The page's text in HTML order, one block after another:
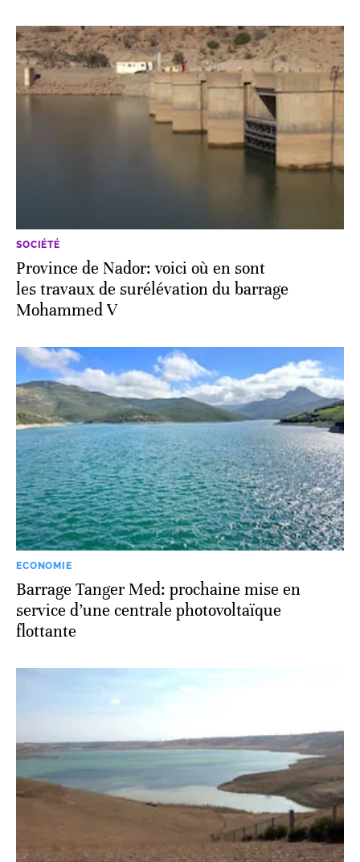
SOCIÉTÉ
Province de Nador: voici où en sont
les travaux de surélévation du barrage
Mohammed V
ECONOMIE
Barrage Tanger Med: prochaine mise en
service d’une centrale photovoltaïque
flottante